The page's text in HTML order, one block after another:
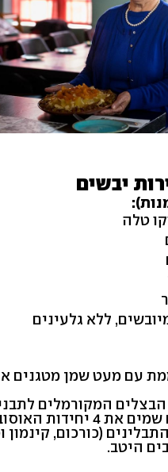
יבשים
עם מעט שמן מטגנים
המקורמלים
חום, מעליהם שמים את 4 יחידות
(כורכום, קינמון
היטב.